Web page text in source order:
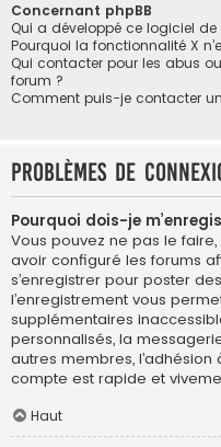
Concernant phpBB
Qui a développé ce logiciel de
Pourquoi la fonctionnalité X
Qui contacter pour les abus
forum ?
Comment puis-je contacter
Problèmes de
Pourquoi dois-je
Vous pouvez ne pas le
avoir configuré les forums
s’enregistrer pour poster
l’enregistrement vous
supplémentaires
personnalisés, la
autres membres, l’adhésion
compte est rapide et
Haut